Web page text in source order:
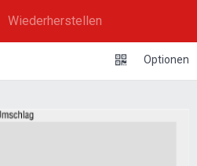
Wiederherstellen
Optionen